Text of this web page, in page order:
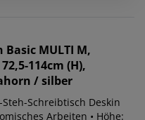
MULTI M,
114cm (H),
/ silber
Schreibtisch Deskin
Arbeiten • Höhe: